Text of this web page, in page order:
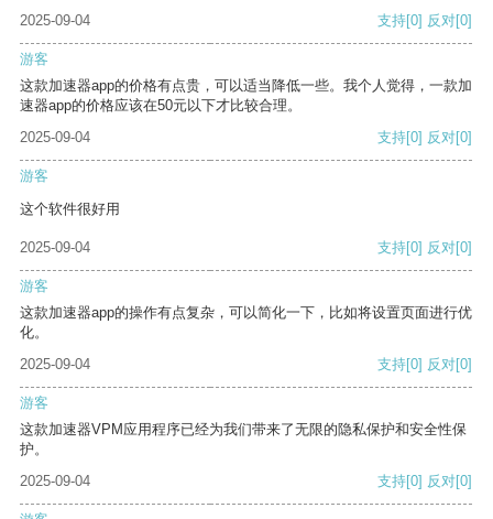
2025-09-04 支持[0] 反对[0]
游客
这款加速器app的价格有点贵，可以适当降低一些。我个人觉得，一款加
速器app的价格应该在50元以下才比较合理。
2025-09-04
支持[0] 反对[0]
游客
这个软件很好用
2025-09-04 支持[0] 反对[0]
游客
这款加速器app的操作有点复杂，可以简化一下，比如将设置页面进行优
化。
2025-09-04
支持[0] 反对[0]
游客
这款加速器VPM应用程序已经为我们带来了无限的隐私保护和安全性保
护。
2025-09-04
支持[0] 反对[0]